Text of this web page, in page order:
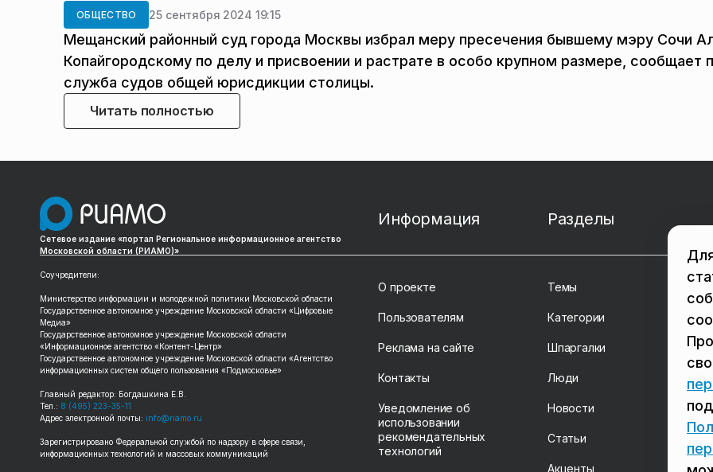
ОБЩЕСТВО 25 сентября 2024 19:15
Мещанский районный суд города Москвы избрал меру пресечения бывшему мэру Сочи
Копайгородскому по делу и присвоении и растрате в особо крупном размере, сообщает
служба судов общей юрисдикции столицы.
Читать полностью
Сетевое издание «портал Региональное информационное агентство
Московской области (РИАМО)»
Соучредители:
Министерство информации и молодежной политики Московской области
Государственное автономное учреждение Московской области «Цифровые
Медиа»
Государственное автономное учреждение Московской области
«Информационное агентство «Контент-Центр»
Государственное автономное учреждение Московской области «Агентство
информационных систем общего пользования «Подмосковье»
Главный редактор: Богдашкина Е.В.
Тел.: 8 (495) 223-35-11
Адрес электронной почты:info@riamo.ru
Зарегистрировано Федеральной службой по надзору в сфере связи,
информационных технологий и массовых коммуникаций
Информация
О проекте
Пользователям
Реклама на сайте
Контакты
Уведомление об
использовании
рекомендательных
технологий
Разделы
Темы
Категории
Шпаргалки
Люди
Новости
Статьи
Акценты